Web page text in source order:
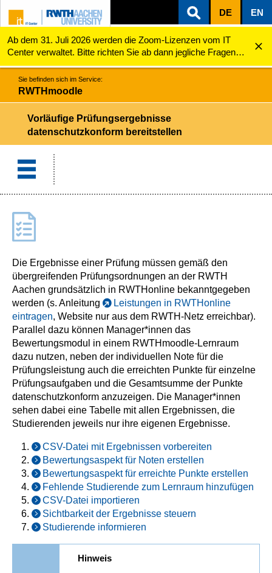
ZUM INHALTSBEREICH
ZUR HAUPTNAVIGATION
ZUR SUCHE
DE EN
Ab dem 31. Juli 2026 werden die Zoom-Lizenzen vom IT
Center verwaltet. Bitte richten Sie ab dann jegliche Fragen
zu den Zoom-Lizenzen (z.B. Probleme mit dem Login) an
servicedesk@itc.rwth-aachen.de.
RWTHmoodle
Sie befinden sich im Service:
RWTHmoodle
Vorläufige Prüfungsergebnisse
datenschutzkonform bereitstellen
Die Ergebnisse einer Prüfung müssen gemäß den
übergreifenden Prüfungsordnungen an der RWTH
Aachen grundsätzlich in RWTHonline bekanntgegeben
werden (s. Anleitung
Leistungen in RWTHonline
eintragen, Website nur aus dem RWTH-Netz erreichbar).
Parallel dazu können Manager*innen das
Bewertungsmodul in einem RWTHmoodle-Lernraum
dazu nutzen, neben der individuellen Note für die
Prüfungsleistung auch die erreichten Punkte für einzelne
Prüfungsaufgaben und die Gesamtsumme der Punkte
datenschutzkonform anzuzeigen. Die Manager*innen
sehen dabei eine Tabelle mit allen Ergebnissen, die
Studierenden jeweils nur ihre eigenen Ergebnisse.
CSV-Datei mit Ergebnissen vorbereiten
Bewertungsaspekt für Noten erstellen
Bewertungsaspekt für erreichte Punkte erstellen
Fehlende Studierende zum Lernraum hinzufügen
CSV-Datei importieren
Sichtbarkeit der Ergebnisse steuern
Studierende informieren
Hinweis